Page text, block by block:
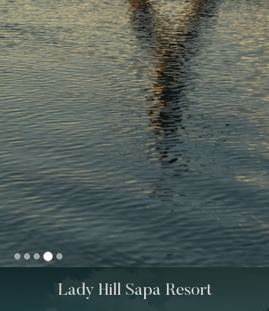
Lady Hill Sapa Resort